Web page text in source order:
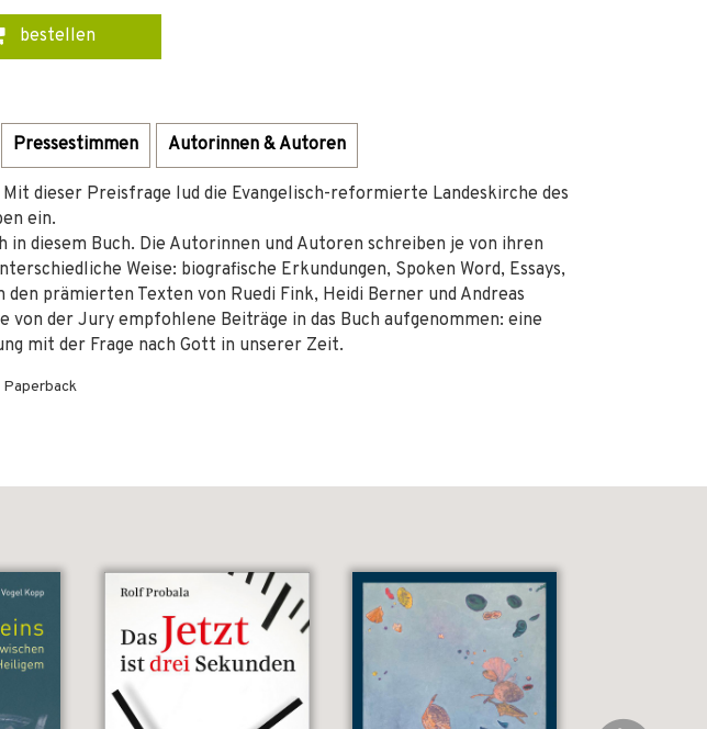
bestellen
Pressestimmen Autorinnen & Autoren
dieser Preisfrage lud die Evangelisch-reformierte Landeskirche des
ein.
in diesem Buch. Die Autorinnen und Autoren schreiben je von ihren
Weise: biografische Erkundungen, Spoken Word, Essays,
den prämierten Texten von Ruedi Fink, Heidi Berner und Andreas
von der Jury empfohlene Beiträge in das Buch aufgenommen: eine
mit der Frage nach Gott in unserer Zeit.
Paperback